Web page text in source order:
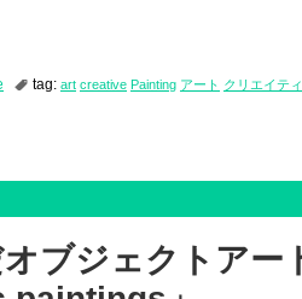
tag: art creative Painting アート クリエイテ
ブジェクトアー